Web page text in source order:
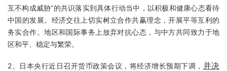
互不构成威胁”的共识落实到具体行动当中，以积极和健康心态看待
中国的发展。经济交往上切实树立合作共赢理念，开展平等互利的
务实合作。地区和国际事务上放弃对抗心态，与中方共同致力于地
区和平、稳定与繁荣。
2、日本央行近日召开货币政策会议，将经济增长预期下调， 并决